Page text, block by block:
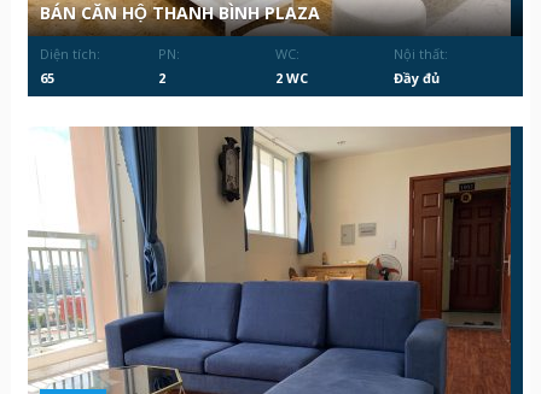
BÁN CĂN HỘ THANH BÌNH PLAZA
Diện tích:
65
PN:
2
WC:
2 WC
Nội thất:
Đầy đủ